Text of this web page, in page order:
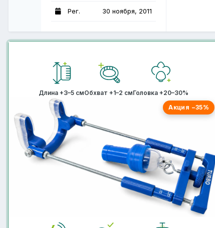
Рег. 30 ноября, 2011
Длина +3–5 смОбхват +1–2 смГоловка +20–30%
Акция −35%